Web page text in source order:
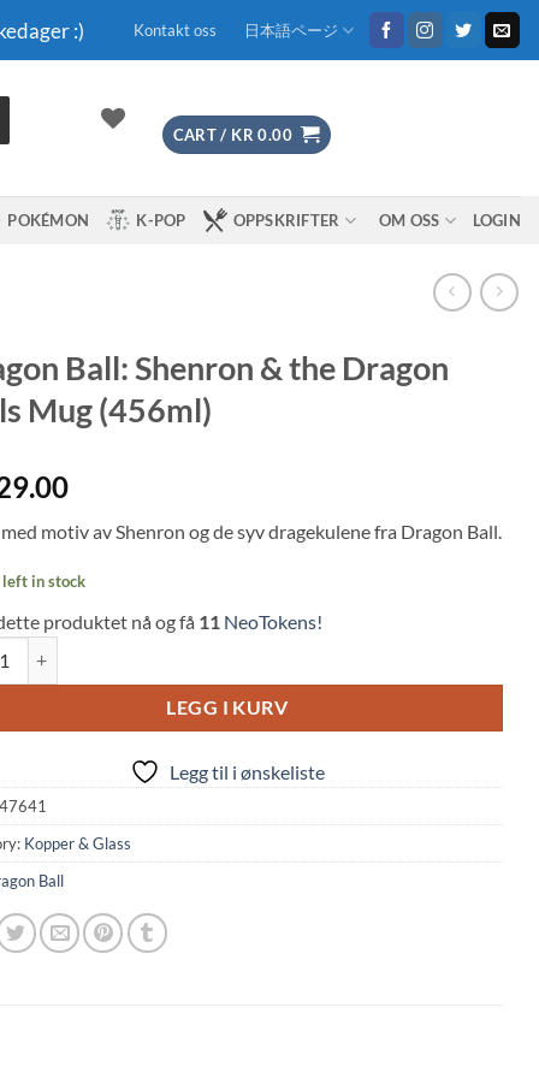
:) Kontakt oss 日本語ページ
CART / KR 0.00
POKÉMON K-POP OPPSKRIFTER OM OSS LOGIN
Ball: Shenron & the Dragon
Mug (456ml)
motiv av Shenron og de syv dragekulene fra Dragon Ball.
in stock
produktet nå og få 11 NeoTokens!
LEGG I KURV
Legg til i ønskeliste
Kopper & Glass
Ball